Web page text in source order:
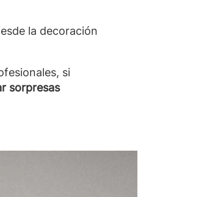
la decoración
si
sorpresas